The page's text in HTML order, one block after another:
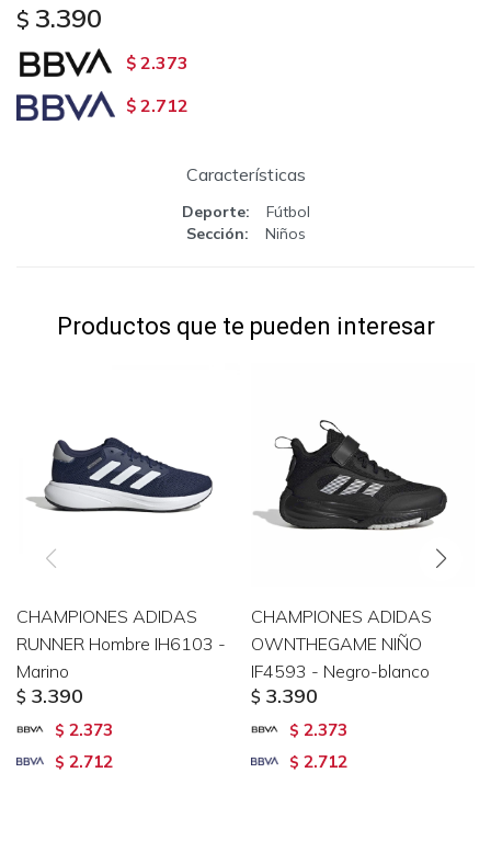
$ 3.390
$ 2.373
$ 2.712
Características
Deporte
Fútbol
Sección
Niños
Productos que te pueden interesar
CHAMPIONES ADIDAS
RUNNER Hombre IH6103 -
Marino
$ 3.390
$ 2.373
$ 2.712
CHAMPIONES ADIDAS
OWNTHEGAME NIÑO
IF4593 - Negro-blanco
$ 3.390
$ 2.373
$ 2.712